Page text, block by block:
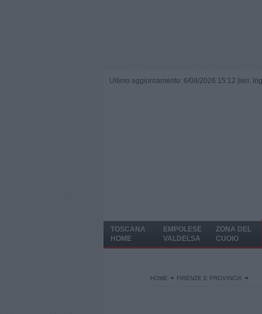
Ultimo aggiornamento: 6/08/2026 15:12 | ieri:
TOSCANA
HOME
EMPOLESE
VALDELSA
ZONA DEL
CUOIO
HOME FIRENZE E PROVINCIA